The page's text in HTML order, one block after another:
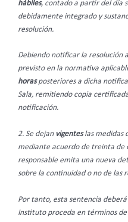
hábiles, contado a partir del día
debidamente integrado y
resolución.
Debiendo notificar la resolución
previsto en la normativa
horasposteriores a dicha
Sala, remitiendo copia
notificación.
2. Se dejanvigenteslas medidas
mediante acuerdo de treinta de
responsable emita una nueva
sobre la continuidad o no de las
Por tanto, esta sentencia deberá
Instituto proceda en términos